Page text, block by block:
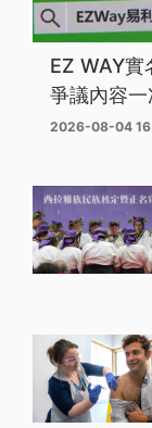
EZ WAY實
爭議內容
2026-08-04